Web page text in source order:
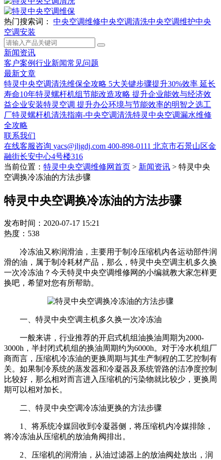
热门搜索词： 中央空调维修中央空调清洗中央空调维护中央
空调安装
新闻资讯
客户案例行业新闻常见问题
最新文章
特灵中央空调清洗维保全攻略 5大关键步骤提升30%效率 延长
寿命10年特灵螺杆机组节能改造攻略 提升企业能效与经济效
益企业安装特灵空调 提升办公环境与节能效率的明智之选工
厂特灵螺杆机清洗指南-中央空调清洗特灵中央空调漏水维修
全攻略
联系我们
在线客服咨询 yacs@jljgdj.com 400-898-0111 北京市石景山区金
融街长安中心4号楼316
当前位置： 特灵中央空调维修网首页 > 新闻资讯 > 特灵中央
空调换冷冻油的方法步骤
特灵中央空调换冷冻油的方法步骤
发布时间：2020-07-17 15:21
热度：538
冷冻油又称润滑油，主要用于制冷压缩机内各运动部件润
滑的油，属于制冷耗材产品，那么，特灵中央空调主机多久换
一次冷冻油？今天特灵中央空调维修网的小编就教大家怎样更
换吧，希望对您有所帮助。
一、特灵中央空调主机多久换一次冷冻油
一般来讲，行业推荐的开启式机组油换油周期为2000-
3000h，半封闭式机组的换油周期约为6000h。对于冷水机组厂
商而言，压缩机冷冻油的更换周期与其生产制程的工艺控制有
关。如果制冷系统的蒸发器和冷凝器及系统管路的洁净度控制
比较好，那么相对而言进入压缩机的污染物就比较少，更换周
期可以相对加长。
二、特灵中央空调冷冻油更换的方法步骤
1、将系统冷媒回收到冷凝器侧，将压缩机内冷媒排除，
将冷冻油从压缩机的放油角阀排出。
2、压缩机的润滑油，从油过滤器上的放油阀处放出，润